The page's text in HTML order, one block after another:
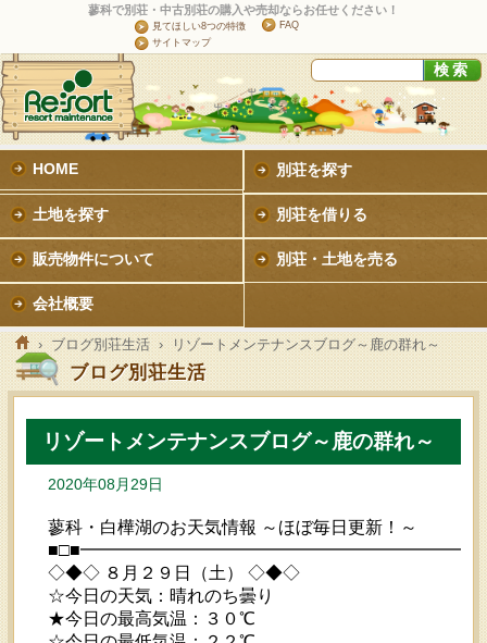
蓼科で別荘・中古別荘の購入や売却ならお任せください！
見てほしい8つの特徴
FAQ
サイトマップ
HOME 別荘を探す
土地を探す 別荘を借りる
販売物件について 別荘・土地を売る
会社概要
›ブログ別荘生活› リゾートメンテナンスブログ～鹿の群れ～
ブログ別荘生活
リゾートメンテナンスブログ～鹿の群れ～
2020年08月29日
蓼科・白樺湖のお天気情報 ～ほぼ毎日更新！～
◇◆◇ ８月２９日（土） ◇◆◇
☆今日の天気：晴れのち曇り
★今日の最高気温：３０℃